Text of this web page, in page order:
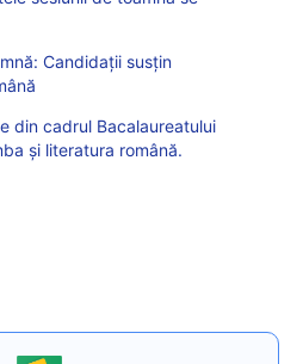
Candidații susțin
din cadrul Bacalaureatului
și literatura română.